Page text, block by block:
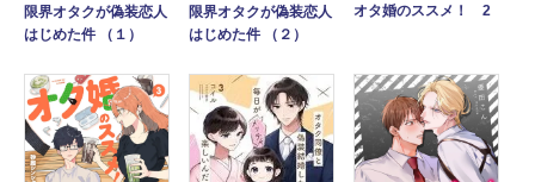
限界オタクが偽装恋人
はじめた件 （１）
限界オタクが偽装恋人
はじめた件 （２）
オタ婚のススメ！ 2